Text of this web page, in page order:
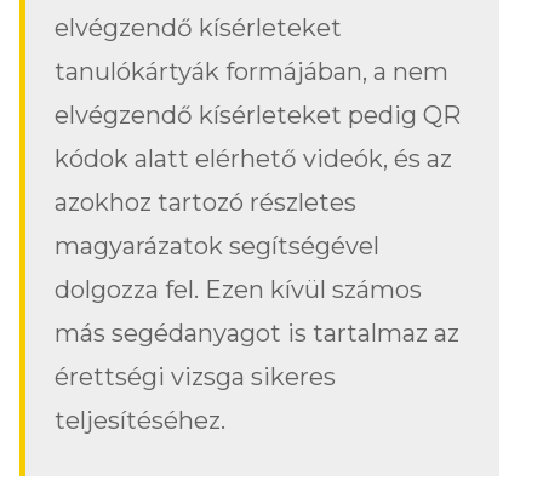
elvégzendő kísérleteket
tanulókártyák formájában, a nem
elvégzendő kísérleteket pedig QR
kódok alatt elérhető videók, és az
azokhoz tartozó részletes
magyarázatok segítségével
dolgozza fel. Ezen kívül számos
más segédanyagot is tartalmaz az
érettségi vizsga sikeres
teljesítéséhez.